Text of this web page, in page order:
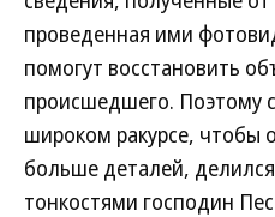
проведенная ими
помогут восстановить
происшедшего. Поэтому
широком ракурсе, чтобы
больше деталей,
тонкостями господин